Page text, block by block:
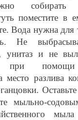
собирать
поместите в
Вода нужна для
Не
унитаз и не
при
место разлива
мыльно-